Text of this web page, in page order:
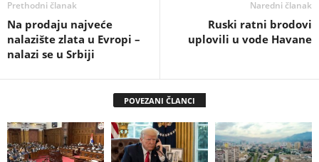
Prethodni članak
Na prodaju najveće
nalazište zlata u Evropi –
nalazi se u Srbiji
Naredni članak
Ruski ratni brodovi
uplovili u vode Havane
POVEZANI ČLANCI